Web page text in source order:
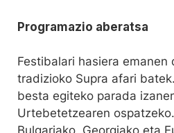
Programazio aberatsa
Festibalari hasiera emanen
tradizioko Supra afari
besta egiteko parada
Urtebetetzearen
Bulgariako, Georgiako eta